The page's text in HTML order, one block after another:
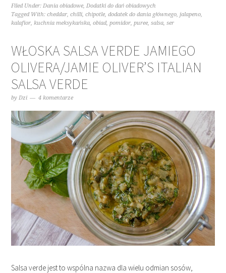
Filed Under:Dania obiadowe,Dodatki do dań obiadowych
Tagged With:cheddar,chilli,chipotle,dodatek do dania głównego,jalapeno,
kalafior,kuchnia meksykańska,obiad,pomidor,puree,salsa,ser
WŁOSKA SALSA VERDE JAMIEGO
OLIVERA/JAMIE OLIVER’S ITALIAN
SALSA VERDE
byDzi 4 komentarze
Salsa verde jest to wspólna nazwa dla wielu odmian sosów,